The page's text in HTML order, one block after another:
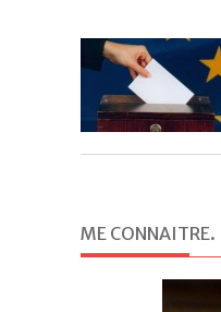
ME CONNAITRE.